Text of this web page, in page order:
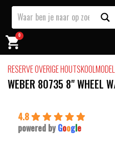
0
RESERVE OVERIGE
WEBER 80735 8" WHEEL
4.8
powered by Google